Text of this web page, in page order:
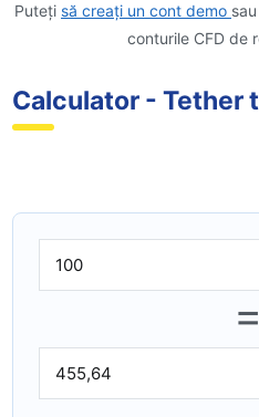
Puteți să creați un cont demo
conturile CFD de
Calculator - Tether
=